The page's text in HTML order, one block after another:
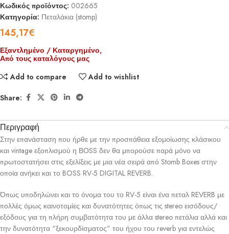
Κωδικός προϊόντος: 002665
Κατηγορία: Πεταλάκια (stomp)
145,17€
Εξαντλημένο / Καταργημένο,
Από τους καταλόγους μας
Add to compare
Add to wishlist
Share:
Περιγραφή
Στην επανάσταση που ήρθε με την προσπάθεια εξομοίωσης κλάσικου
και vintage εξοπλισμού η ΒΟSS δεν θα μπορούσε παρά μόνο να
πρωτοστατήσει στις εξελίξεις με μια νέα σειρά από Stomb Boxes στην
οποία ανήκει και το BOSS RV-5 DIGITAL REVERB.
Όπως υποδηλώνει και το όνομα του το RV-5 είναι ένα πεταλ REVERB με
πολλές όμως καινοτομίες και δυνατότητες όπως τις stereo εισόδους/
εξόδους για τη πλήρη συμβατότητα του με άλλα stereo πετάλια αλλά και
την δυνατότητα “ξεκουρδίσματος” του ήχου του reverb για εντελώς